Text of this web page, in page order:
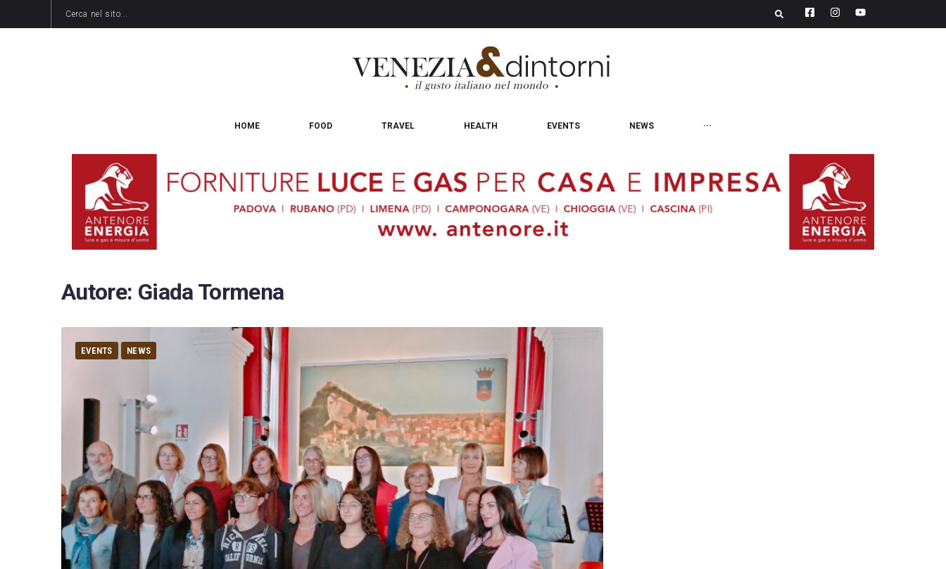
HOME FOOD TRAVEL HEALTH EVENTS NEWS ···
Autore: Giada Tormena
EVENTS NEWS